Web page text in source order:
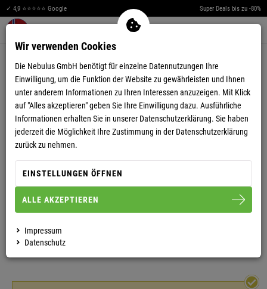
✓ 4,9 ⭐⭐⭐⭐⭐ Google Super Deals bis zu -80%
Warenkorb aufklappen
FLEECEJACKE EXPLORE HERREN
Wir verwenden Cookies
Die Nebulus GmbH benötigt für einzelne Datennutzungen Ihre
Einwilligung, um die Funktion der Website zu gewährleisten und Ihnen
unter anderem Informationen zu Ihren Interessen anzuzeigen. Mit Klick
auf "Alles akzeptieren" geben Sie Ihre Einwilligung dazu. Ausführliche
Informationen erhalten Sie in unserer Datenschutzerklärung. Sie haben
jederzeit die Möglichkeit Ihre Zustimmung in der Datenschutzerklärung
zurück zu nehmen.
EINSTELLUNGEN ÖFFNEN
ALLE AKZEPTIEREN
Impressum
Datenschutz